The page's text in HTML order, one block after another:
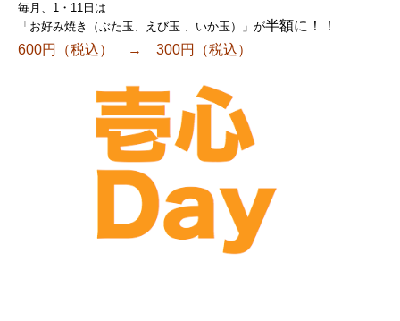
毎月、1・11日は
「お好み焼き（ぶた玉、えび玉 、いか玉）」が半額に！！
600円（税込） → 300円（税込）